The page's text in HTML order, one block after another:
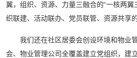
翼，组织、资源、力量三融合的“一核两翼
织联建、活动联办、党员联管、资源共享
我们还在社区居委会创设环境和物业
会、物业管理公司全覆盖建立党组织，建